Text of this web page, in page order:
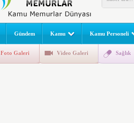
2026 Yılı Norm Güncellemeleri
Polis Akademisi İç Güvenlik
da İlgilendiriyor
İşte Okullarda Öğrencilerin
Gündem Kamu Kamu Personeli
Foto Galeri Video Galeri Sağlık